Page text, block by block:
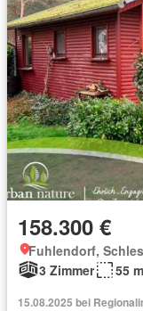
158.300 €
Fuhlendorf,
3 Zimmer
55
15.08.2025 bei